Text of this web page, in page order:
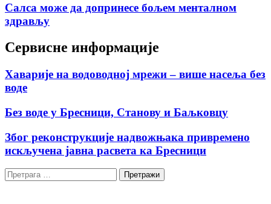
Салса може да допринесе бољем менталном
здрављу
Сервисне информације
Хаварије на водоводној мрежи – више насеља без
воде
Без воде у Бресници, Станову и Баљковцу
Због реконструкције надвожњака привремено
искључена јавна расвета ка Бресници
Претрага
за: